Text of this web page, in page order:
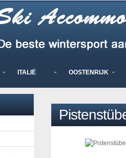
ITALIË OOSTENRIJK